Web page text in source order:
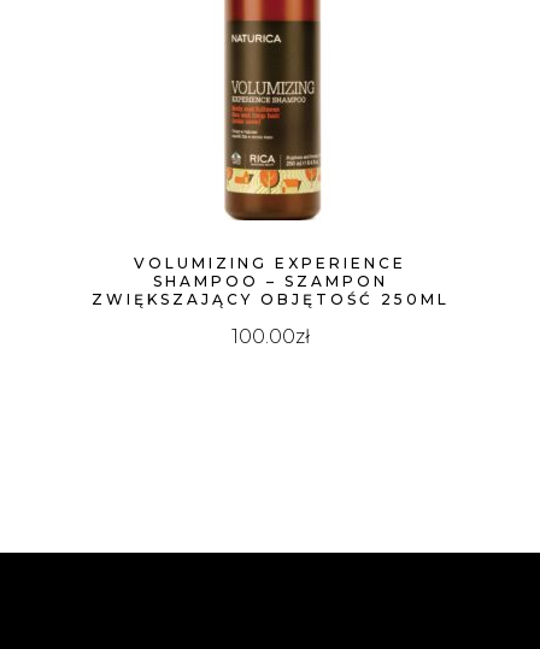
VOLUMIZING EXPERIENCE
SHAMPOO – SZAMPON
ZWIĘKSZAJĄCY OBJĘTOŚĆ 250ML
100.00zł